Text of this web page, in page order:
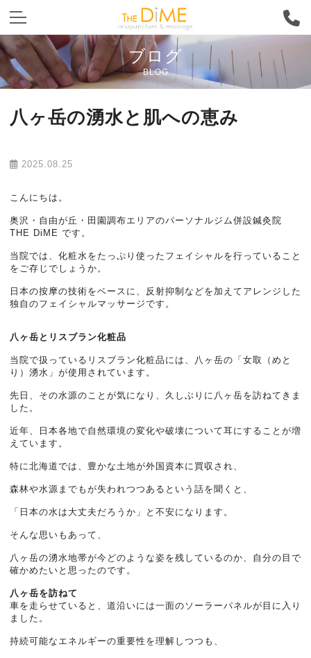
ブログ
BLOG
八ヶ岳の湧水と肌への恵み
2025.08.25
こんにちは。
奥沢・自由が丘・田園調布エリアのパーソナルジム併設鍼灸院
THE DiME です。
当院では、化粧水をたっぷり使ったフェイシャルを行っていること
をご存じでしょうか。
日本の按摩の技術をベースに、反射抑制などを加えてアレンジした
独自のフェイシャルマッサージです。
八ヶ岳とリスブラン化粧品
当院で扱っているリスブラン化粧品には、八ヶ岳の「女取（めと
り）湧水」が使用されています。
先日、その水源のことが気になり、久しぶりに八ヶ岳を訪ねてきま
した。
近年、日本各地で自然環境の変化や破壊について耳にすることが増
えています。
特に北海道では、豊かな土地が外国資本に買収され、
森林や水源までもが失われつつあるという話を聞くと、
「日本の水は大丈夫だろうか」と不安になります。
そんな思いもあって、
八ヶ岳の湧水地帯が今どのような姿を残しているのか、自分の目で
確かめたいと思ったのです。
八ヶ岳を訪ねて
車を走らせていると、道沿いには一面のソーラーパネルが目に入り
ました。
持続可能なエネルギーの重要性を理解しつつも、